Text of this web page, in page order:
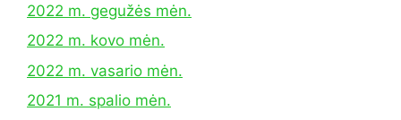
2022 m. gegužės mėn.
2022 m. kovo mėn.
2022 m. vasario mėn.
2021 m. spalio mėn.